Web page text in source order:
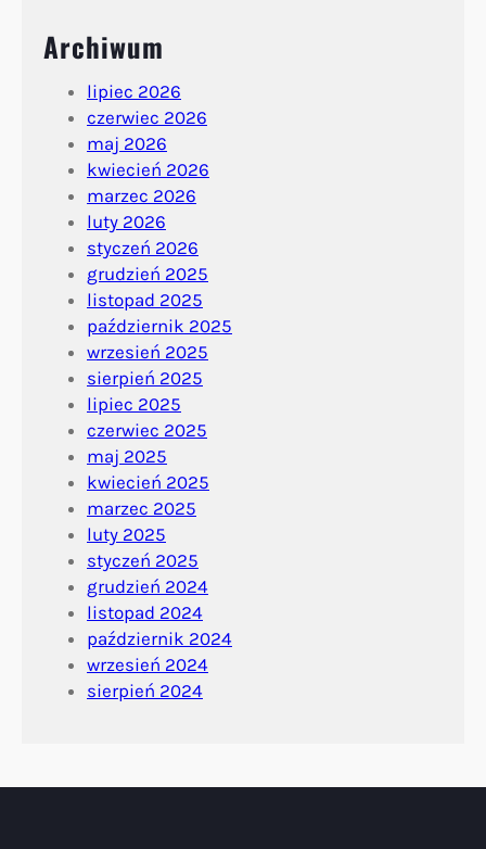
Archiwum
lipiec 2026
czerwiec 2026
maj 2026
kwiecień 2026
marzec 2026
luty 2026
styczeń 2026
grudzień 2025
listopad 2025
październik 2025
wrzesień 2025
sierpień 2025
lipiec 2025
czerwiec 2025
maj 2025
kwiecień 2025
marzec 2025
luty 2025
styczeń 2025
grudzień 2024
listopad 2024
październik 2024
wrzesień 2024
sierpień 2024